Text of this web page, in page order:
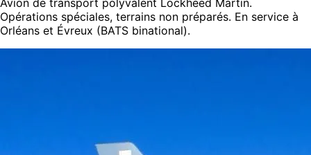
Avion de transport polyvalent Lockheed Martin.
Opérations spéciales, terrains non préparés. En service à
Orléans et Évreux (BATS binational).